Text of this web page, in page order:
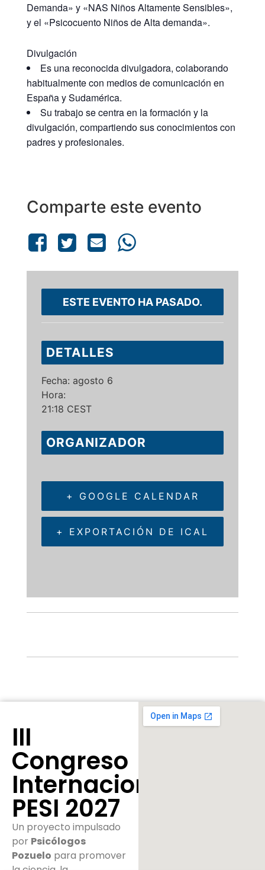
Demanda» y «NAS Niños Altamente Sensibles»,
y el «Psicocuento Niños de Alta demanda».
Divulgación
Es una reconocida divulgadora, colaborando
habitualmente con medios de comunicación en
España y Sudamérica.
Su trabajo se centra en la formación y la
divulgación, compartiendo sus conocimientos con
padres y profesionales.
Comparte este evento
ESTE EVENTO HA PASADO.
DETALLES
Fecha: agosto 6
Hora:
21:18 CEST
ORGANIZADOR
+ GOOGLE CALENDAR
+ EXPORTACIÓN DE ICAL
III
Congreso
Internacional
PESI 2027
Un proyecto impulsado
por Psicólogos
Pozuelo para promover